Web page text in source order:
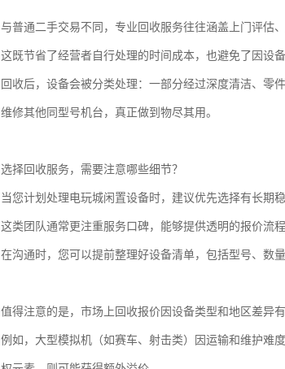
与普通二手交易不同，专业回收服务往往涵盖上门评估
这既节省了经营者自行处理的时间成本，也避免了因设
回收后，设备会被分类处理：一部分经过深度清洁、零
维修其他同型号机台，真正做到物尽其用。
选择回收服务，需要注意哪些细节？
当您计划处理电玩城闲置设备时，建议优先选择有长期
这类团队通常更注重服务口碑，能够提供透明的报价流程
在沟通时，您可以提前整理好设备清单，包括型号、数
值得注意的是，市场上回收报价因设备类型和地区差异有
例如，大型模拟机（如赛车、射击类）因运输和维护难